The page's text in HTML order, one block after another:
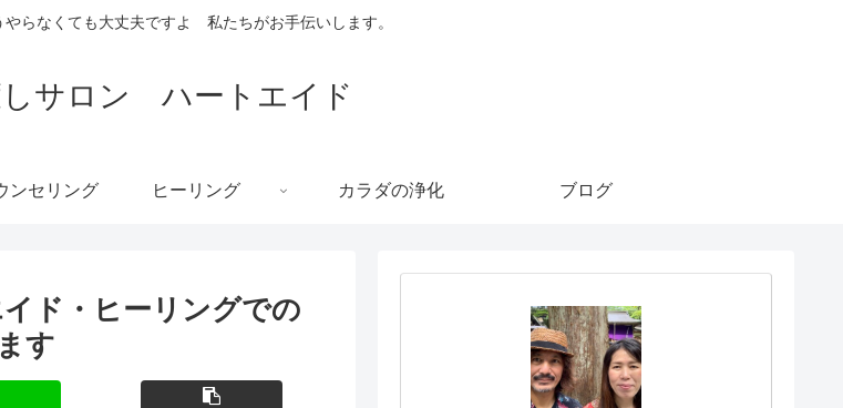
やらなくても大丈夫ですよ 私たちがお手伝いします。
サロン ハートエイド
ンセリング ヒーリング カラダの浄化 ブログ
ド・ヒーリングでの
す